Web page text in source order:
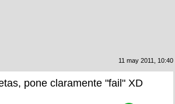
11 may 2011, 10:40
pone claramente "fail" XD